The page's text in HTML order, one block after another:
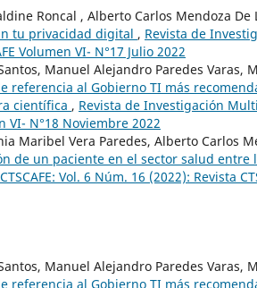
Roncal , Alberto Carlos Mendoza De
tu privacidad digital , Revista de
Volumen VI- N°17 Julio 2022
Manuel Alejandro Paredes Varas,
referencia al Gobierno TI más
científica , Revista de Investigación
VI- N°18 Noviembre 2022
Maribel Vera Paredes, Alberto Carlos
de un paciente en el sector salud entre
Vol. 6 Núm. 16 (2022): Revista
Manuel Alejandro Paredes Varas,
referencia al Gobierno TI más